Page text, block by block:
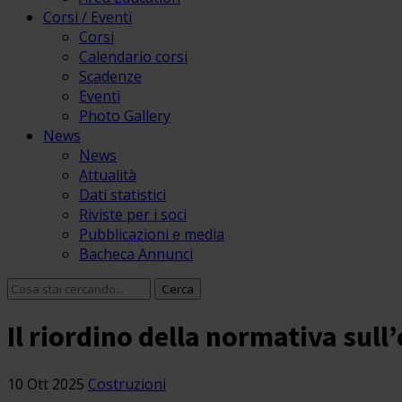
Corsi / Eventi
Corsi
Calendario corsi
Scadenze
Eventi
Photo Gallery
News
News
Attualità
Dati statistici
Riviste per i soci
Pubblicazioni e media
Bacheca Annunci
Il riordino della normativa
10 Ott 2025 Costruzioni